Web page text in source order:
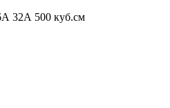
32А 500 куб.см